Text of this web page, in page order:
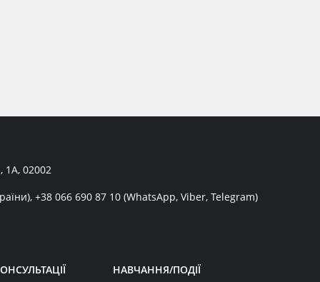
1А, 02002
+38 066 690 87 10 (WhatsApp, Viber, Telegram)
НАВЧАННЯ/ПОДІЇ